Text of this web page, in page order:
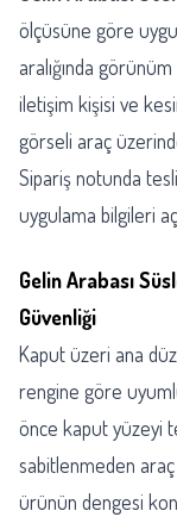
ölçüsüne göre
aralığında
iletişim kişisi ve
görseli araç
Sipariş notunda
uygulama bilgileri
Gelin Arabası
Güvenliği
Kaput üzeri ana
rengine göre
önce kaput yüzeyi
sabitlenmeden
ürünün dengesi